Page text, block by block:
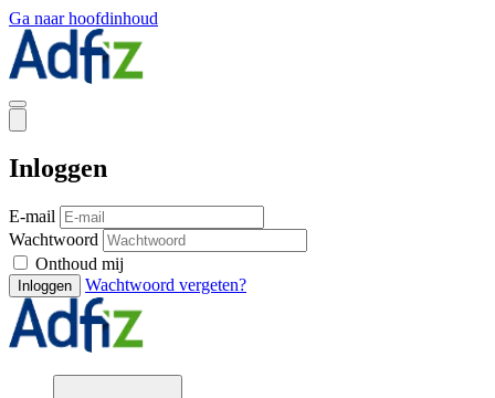
Ga naar hoofdinhoud
Inloggen
E-mail
Wachtwoord
Onthoud mij
Inloggen Wachtwoord vergeten?